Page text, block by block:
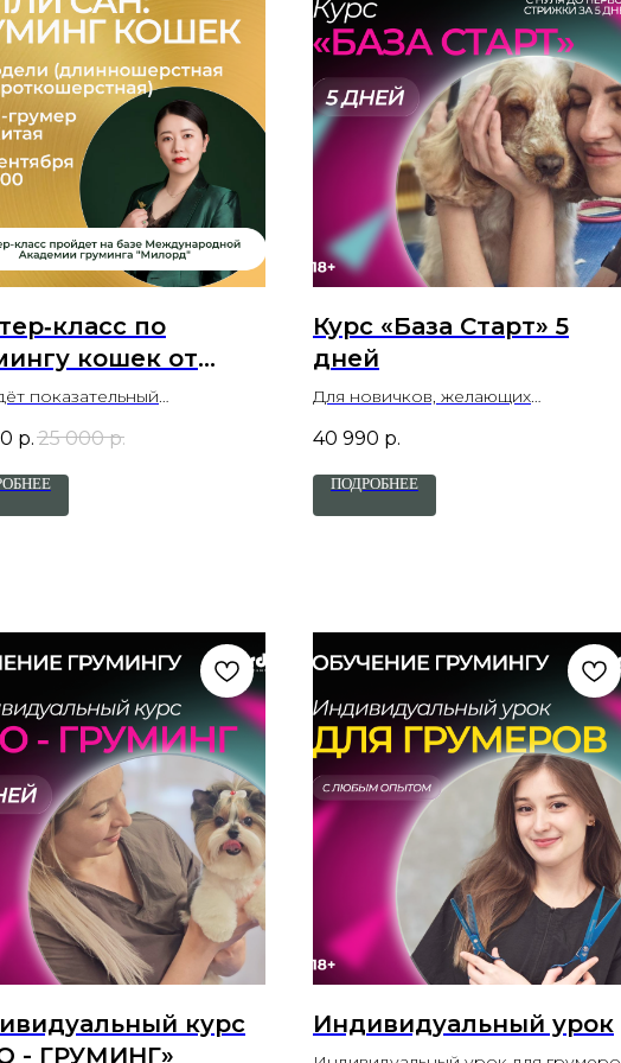
по
кошек от
Сан
показательный
и
кошкой.
р. 25 000 р.
Курс «База Старт» 5
дней
Для новичков, желающих
40 990 р.
ПОДРОБНЕЕ
курс
- ГРУМИНГ»
Индивидуальный урок